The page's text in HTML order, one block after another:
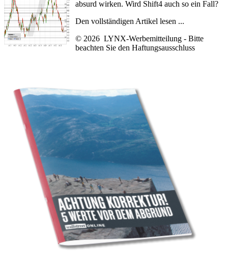
absurd wirken. Wird Shift4 auch so ein Fall?
Den vollständigen Artikel lesen ...
© 2026 LYNX-Werbemitteilung - Bitte
beachten Sie den Haftungsausschluss